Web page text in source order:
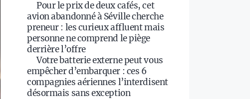
Pour le prix de deux cafés, cet
avion abandonné à Séville cherche
preneur : les curieux affluent mais
personne ne comprend le piège
derrière l’offre
Votre batterie externe peut vous
empêcher d’embarquer : ces 6
compagnies aériennes l’interdisent
désormais sans exception